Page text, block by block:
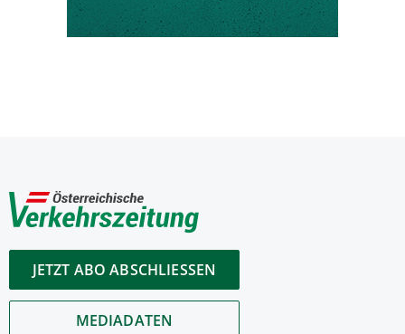
JETZT ABO ABSCHLIESSEN
MEDIADATEN